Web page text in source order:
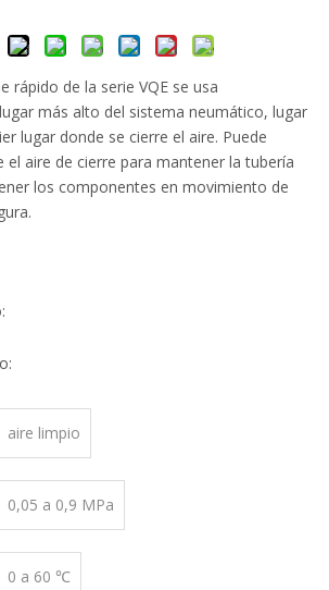
rápido de la serie VQE se usa
más alto del sistema neumático, lugar
lugar donde se cierre el aire. Puede
el aire de cierre para mantener la tubería
los componentes en movimiento de
aire limpio
0,05 a 0,9 MPa
0 a 60 ℃